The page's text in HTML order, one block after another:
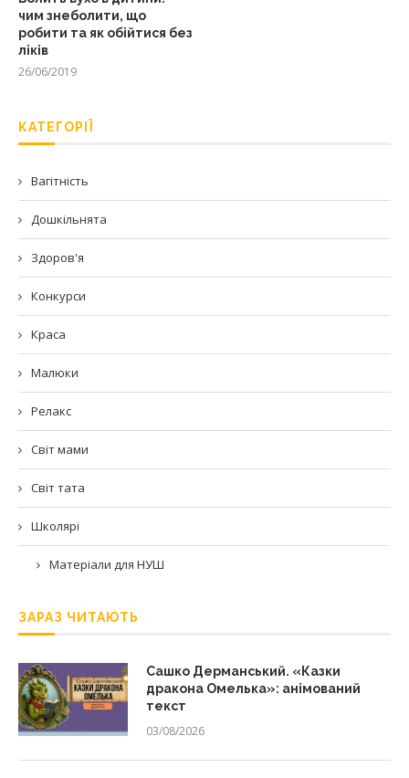
чим знеболити, що
робити та як обійтися без
ліків
26/06/2019
КАТЕГОРІЇ
Вагітність
Дошкільнята
Здоров'я
Конкурси
Краса
Малюки
Релакс
Світ мами
Світ тата
Школярі
Матеріали для НУШ
ЗАРАЗ ЧИТАЮТЬ
Сашко Дерманський. «Казки
дракона Омелька»: анімований
текст
03/08/2026